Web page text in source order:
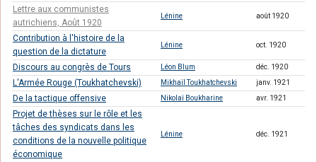
Lettre aux communistes
autrichiens, Août 1920
Lénine août 1920
Contribution à l'histoire de la
question de la dictature
Lénine oct. 1920
Discours au congrès de Tours Léon Blum déc. 1920
L'Armée Rouge (Toukhatchevski) Mikhaïl Toukhatchevski janv. 1921
De la tactique offensive Nikolaï Boukharine avr. 1921
Projet de thèses sur le rôle et les
tâches des syndicats dans les
conditions de la nouvelle politique
économique
Lénine déc. 1921